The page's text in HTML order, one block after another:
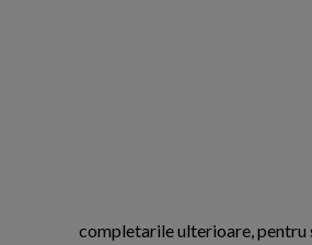
completarile ulterioare, pentru